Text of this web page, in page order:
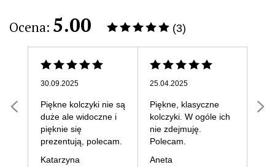
Ocena: 5.00 (3)
30.09.2025
Piękne kolczyki nie są
duże ale widoczne i
pięknie się
prezentują, polecam.
Katarzyna
25.04.2025
Piękne, klasyczne
kolczyki. W ogóle ich
nie zdejmuję.
Polecam.
Aneta